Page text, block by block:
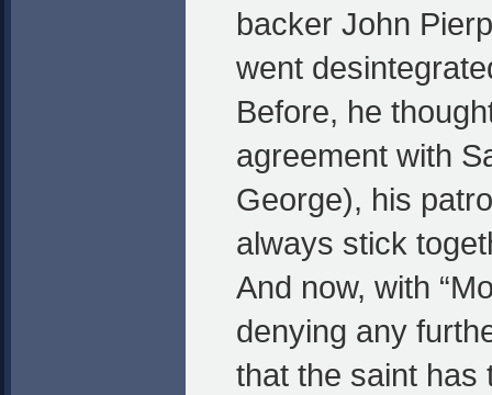
backer John
went
Before, he
agreement with
George), his
always stick
And now, with
denying any
that the saint has